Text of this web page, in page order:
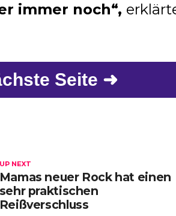
immer noch“,
Seite ➜
UP NEXT
Mamas neuer Rock hat einen
sehr praktischen
Reißverschluss